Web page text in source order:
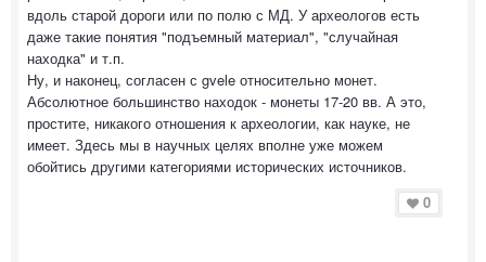
вдоль старой дороги или по полю с МД. У археологов есть
даже такие понятия "подъемный материал", "случайная
находка" и т.п.
Ну, и наконец, согласен с gvele относительно монет.
Абсолютное большинство находок - монеты 17-20 вв. А это,
простите, никакого отношения к археологии, как науке, не
имеет. Здесь мы в научных целях вполне уже можем
обойтись другими категориями исторических источников.
0